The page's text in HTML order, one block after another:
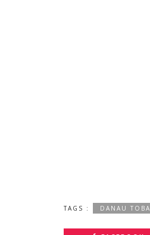
TAGS : DANAU TOBA